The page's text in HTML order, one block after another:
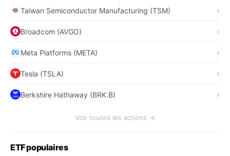
Taiwan Semiconductor Manufacturing (TSM)
Broadcom (AVGO)
Meta Platforms (META)
Tesla (TSLA)
Berkshire Hathaway (BRK.B)
Voir toutes les actions →
ETF populaires